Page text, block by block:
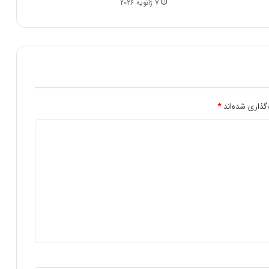
7 ژانویه 2026
شده‌اند*